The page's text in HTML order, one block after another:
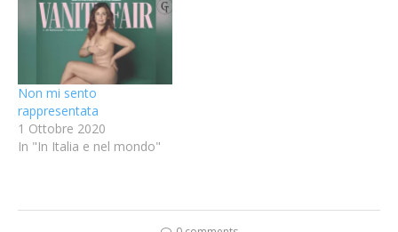
Non mi sento
rappresentata
1 Ottobre 2020
In "In Italia e nel mondo"